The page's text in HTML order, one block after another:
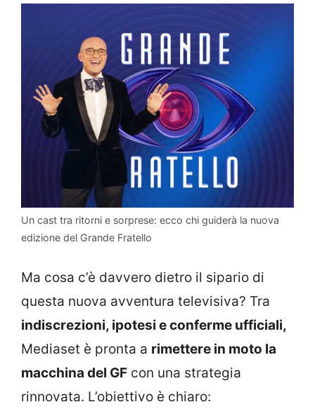
Un cast tra ritorni e sorprese: ecco chi guiderà la nuova
edizione del Grande Fratello
Ma cosa c’è davvero dietro il sipario di
questa nuova avventura televisiva? Tra
indiscrezioni, ipotesi e conferme ufficiali,
Mediaset è pronta a rimettere in moto la
macchina del GF con una strategia
rinnovata. L’obiettivo è chiaro: